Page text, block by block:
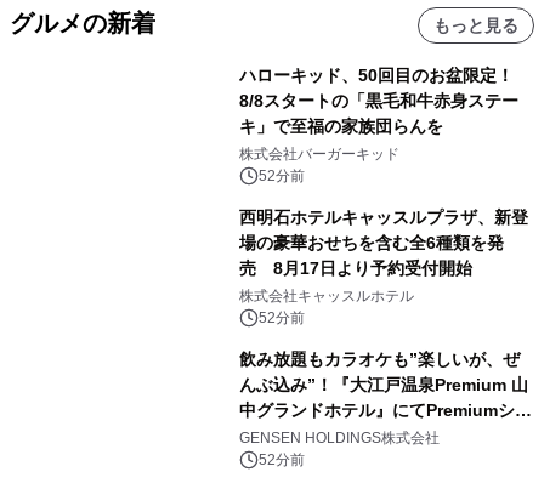
グルメの新着 もっと見る
ハローキッド、50回目のお盆限定！
8/8スタートの「黒毛和牛赤身ステー
キ」で至福の家族団らんを
株式会社バーガーキッド
52分前
西明石ホテルキャッスルプラザ、新登
場の豪華おせちを含む全6種類を発
売 8月17日より予約受付開始
株式会社キャッスルホテル
52分前
飲み放題もカラオケも”楽しいが、ぜ
んぶ込み”！『大江戸温泉Premium 山
中グランドホテル』にてPremiumシリ
ーズ初のオールインクルーシブ導入
GENSEN HOLDINGS株式会社
52分前